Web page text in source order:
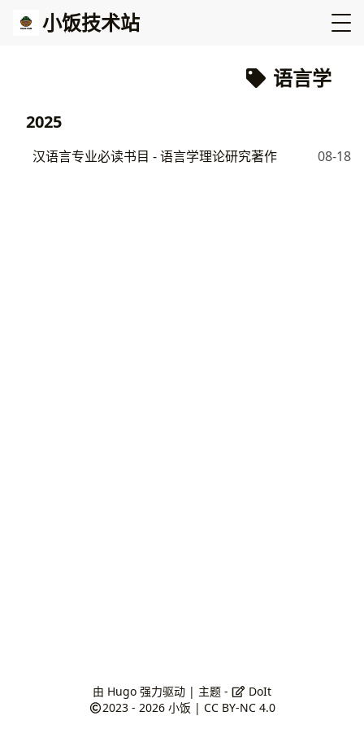
小饭技术站
语言学
2025
汉语言专业必读书目 - 语言学理论研究著作 08-18
由 Hugo强力驱动 | 主题 -
DoIt
2023 - 2026 小饭 |CC BY-NC 4.0